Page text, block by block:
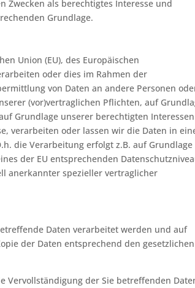
Zwecken als berechtigtes Interesse und
Grundlage.
Union (EU), des Europäischen
oder dies im Rahmen der
von Daten an andere Personen
(vor)vertraglichen Pflichten, auf
Grundlage unserer berechtigten Interessen
verarbeiten oder lassen wir die Daten in
die Verarbeitung erfolgt z.B. auf Grundlage
der EU entsprechenden
anerkannter spezieller vertraglicher
Daten verarbeitet werden und auf
der Daten entsprechend den gesetzlichen
Vervollständigung der Sie betreffenden